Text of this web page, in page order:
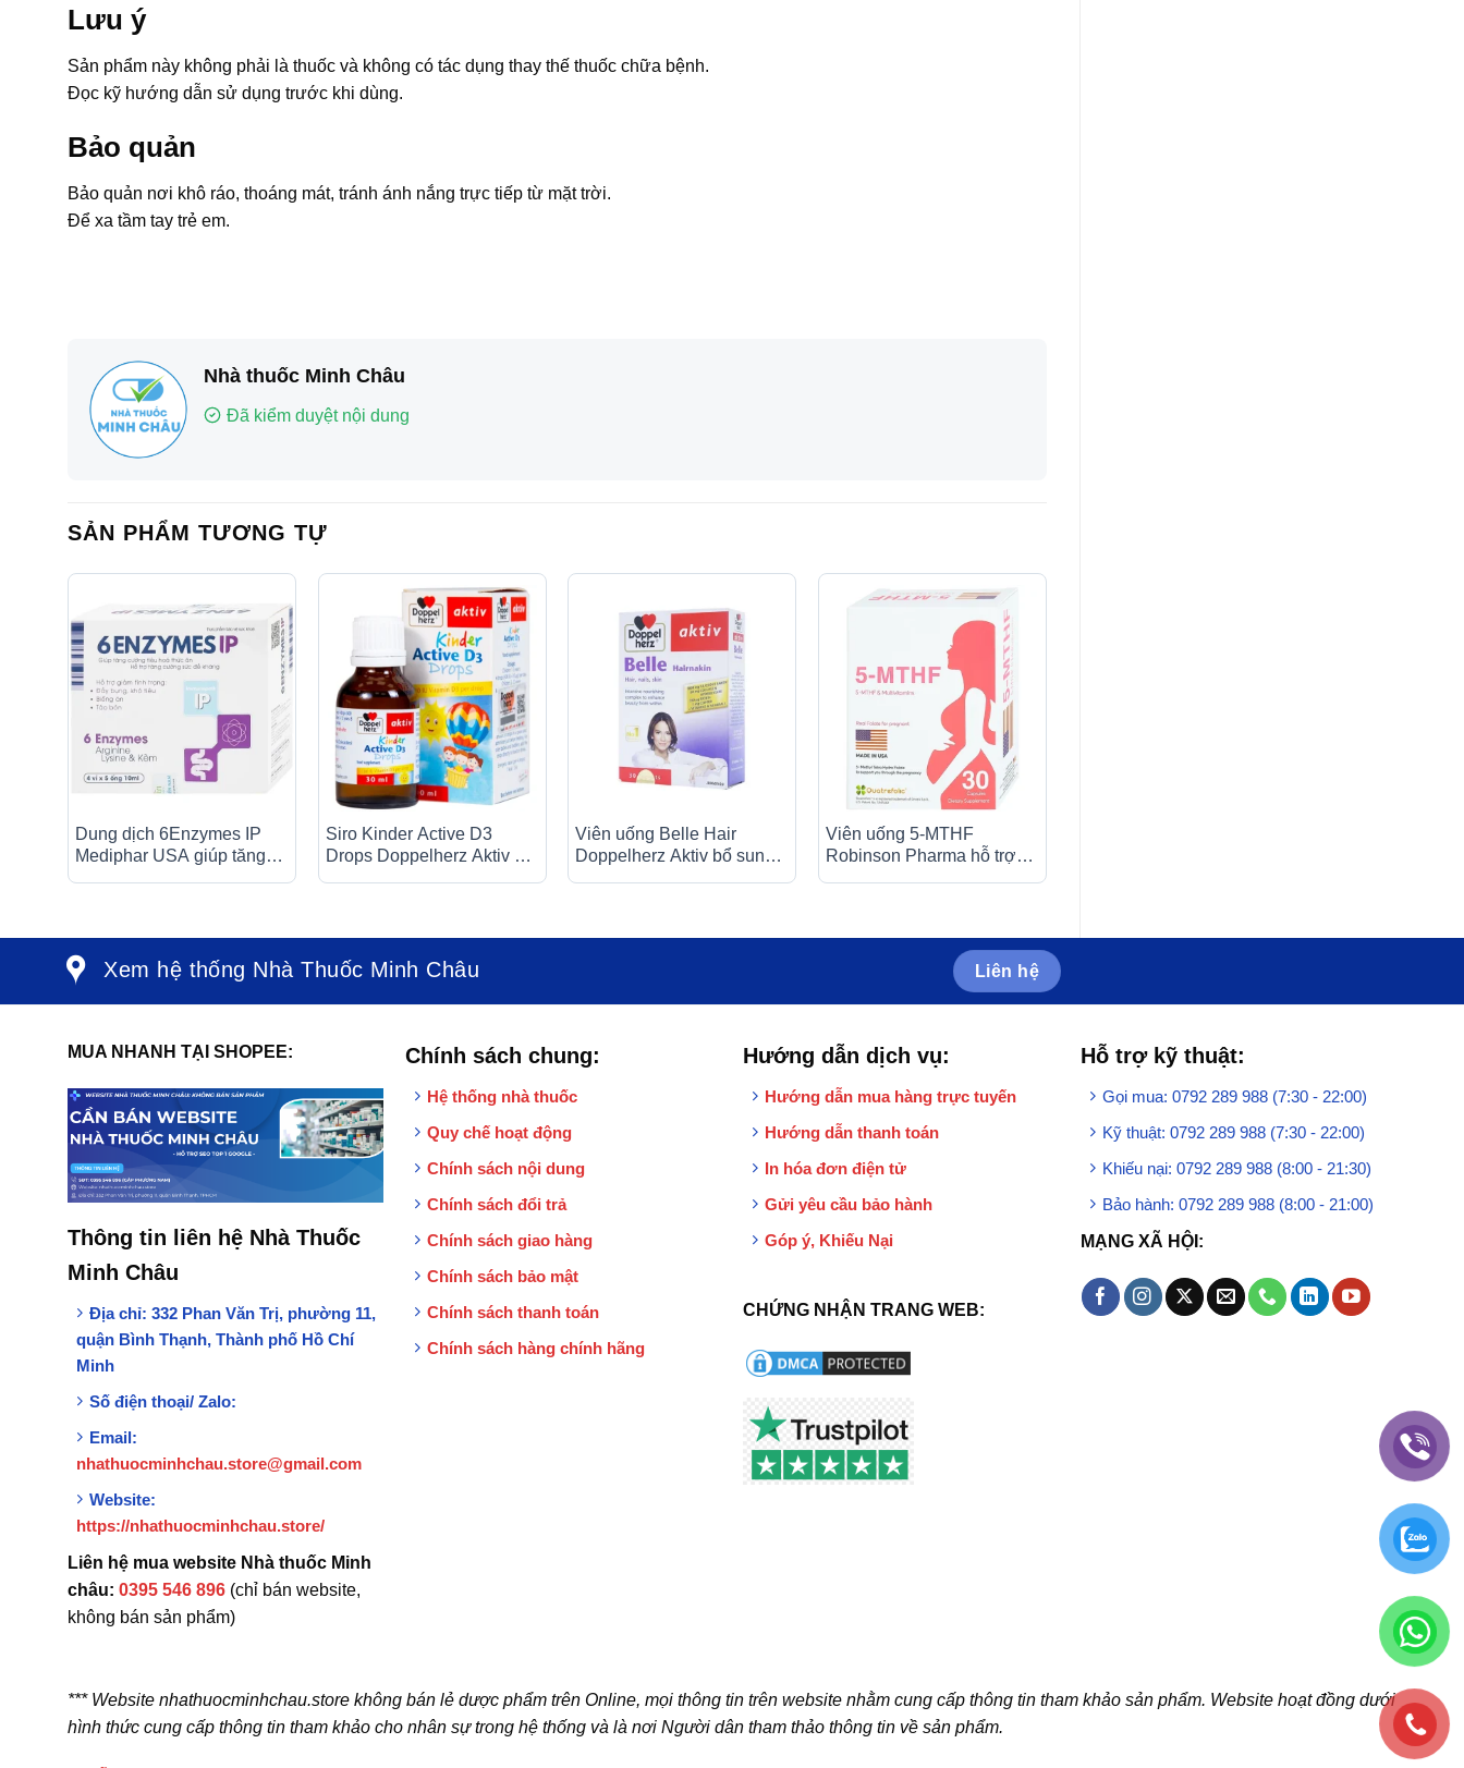
Lưu ý
Sản phẩm này không phải là thuốc và không có tác dụng thay thế thuốc chữa bệnh.
Đọc kỹ hướng dẫn sử dụng trước khi dùng.
Bảo quản
Bảo quản nơi khô ráo, thoáng mát, tránh ánh nắng trực tiếp từ mặt trời.
Để xa tầm tay trẻ em.
Nhà thuốc Minh Châu
Đã kiểm duyệt nội dung
SẢN PHẨM TƯƠNG TỰ
Dung dịch 6Enzymes IP
Mediphar USA giúp tăng
Siro Kinder Active D3
Drops Doppelherz Aktiv bổ
Viên uống Belle Hair
Doppelherz Aktiv bổ sung
Viên uống 5-MTHF
Robinson Pharma hỗ trợ
Xem hệ thống Nhà Thuốc Minh Châu Liên hệ
MUA NHANH TẠI SHOPEE:
Thông tin liên hệ Nhà Thuốc
Minh Châu
Địa chỉ: 332 Phan Văn Trị, phường 11,
quận Bình Thạnh, Thành phố Hồ Chí
Minh
Số điện thoại/ Zalo:
Email:
nhathuocminhchau.store@gmail.com
Website:
https://nhathuocminhchau.store/
Liên hệ mua website Nhà thuốc Minh
châu: 0395 546 896(chỉ bán website,
không bán sản phẩm)
Chính sách chung:
Hệ thống nhà thuốc
Quy chế hoạt động
Chính sách nội dung
Chính sách đổi trả
Chính sách giao hàng
Chính sách bảo mật
Chính sách thanh toán
Chính sách hàng chính hãng
Hướng dẫn dịch vụ:
Hướng dẫn mua hàng trực tuyến
Hướng dẫn thanh toán
In hóa đơn điện tử
Gửi yêu cầu bảo hành
Góp ý, Khiếu Nại
CHỨNG NHẬN TRANG WEB:
Hỗ trợ kỹ thuật:
Gọi mua: 0792 289 988 (7:30 - 22:00)
Kỹ thuật: 0792 289 988 (7:30 - 22:00)
Khiếu nại: 0792 289 988 (8:00 - 21:30)
Bảo hành: 0792 289 988 (8:00 - 21:00)
MẠNG XÃ HỘI:
*** Website nhathuocminhchau.store không bán lẻ dược phẩm trên Online, mọi thông tin trên website nhằm cung cấp thông tin tham khảo sản phẩm. Website hoạt đồng dưới
hình thức cung cấp thông tin tham khảo cho nhân sự trong hệ thống và là nơi Người dân tham thảo thông tin về sản phẩm.